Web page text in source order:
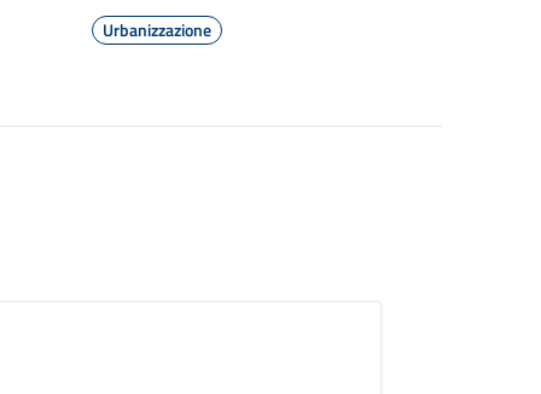
Urbanizzazione